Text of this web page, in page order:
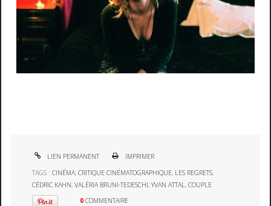
LIEN PERMANENT
IMPRIMER
TAGS :CINÉMA,CRITIQUE CINÉMATOGRAPHIQUE, LES REGRETS,
CÉDRIC KAHN,VALÉRIA BRUNI-TEDESCHI,YVAN ATTAL,COUPLE
0 COMMENTAIRE